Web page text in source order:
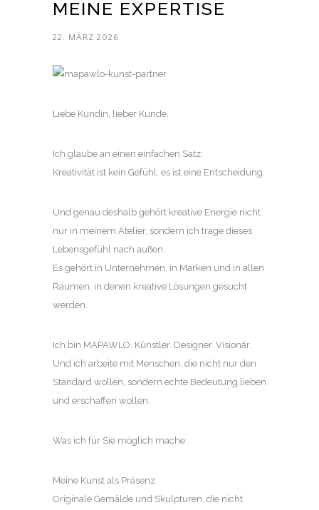
MEINE EXPERTISE
22. MÄRZ 2026
Liebe Kundin, lieber Kunde,
Ich glaube an einen einfachen Satz:
Kreativität ist kein Gefühl, es ist eine Entscheidung.
Und genau deshalb gehört kreative Energie nicht
nur in meinem Atelier, sondern ich trage dieses
Lebensgefühl nach außen.
Es gehört in Unternehmen, in Marken und in allen
Räumen, in denen kreative Lösungen gesucht
werden.
Ich bin MAPAWLO. Künstler. Designer. Visionär.
Und ich arbeite mit Menschen, die nicht nur den
Standard wollen, sondern echte Bedeutung lieben
und erschaffen wollen.
Was ich für Sie möglich mache:
Meine Kunst als Präsenz
Originale Gemälde und Skulpturen, die nicht